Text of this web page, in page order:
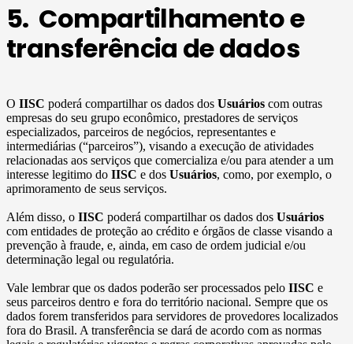
5. Compartilhamento e
transferência de dados
O IISC poderá compartilhar os dados dos Usuários com outras
empresas do seu grupo econômico, prestadores de serviços
especializados, parceiros de negócios, representantes e
intermediárias (“parceiros”), visando a execução de atividades
relacionadas aos serviços que comercializa e/ou para atender a um
interesse legitimo do IISC e dos Usuários, como, por exemplo, o
aprimoramento de seus serviços.
Além disso, o IISC poderá compartilhar os dados dos Usuários
com entidades de proteção ao crédito e órgãos de classe visando a
prevenção à fraude, e, ainda, em caso de ordem judicial e/ou
determinação legal ou regulatória.
Vale lembrar que os dados poderão ser processados pelo IISC e
seus parceiros dentro e fora do território nacional. Sempre que os
dados forem transferidos para servidores de provedores localizados
fora do Brasil. A transferência se dará de acordo com as normas